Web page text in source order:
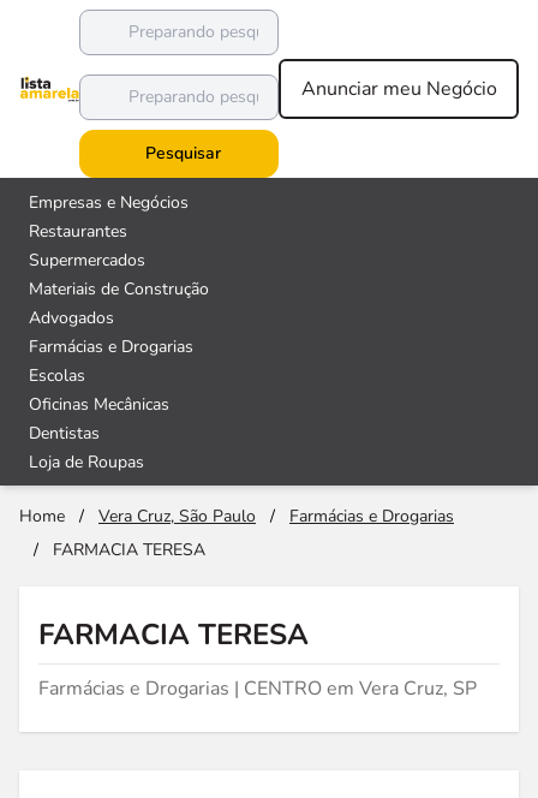
Pesquisar
Anunciar meu Negócio
Empresas e Negócios
Restaurantes
Supermercados
Materiais de Construção
Advogados
Farmácias e Drogarias
Escolas
Oficinas Mecânicas
Dentistas
Loja de Roupas
Home / Vera Cruz, São Paulo /
Farmácias e Drogarias
/
FARMACIA TERESA
FARMACIA TERESA
Farmácias e Drogarias | CENTRO em Vera Cruz, SP